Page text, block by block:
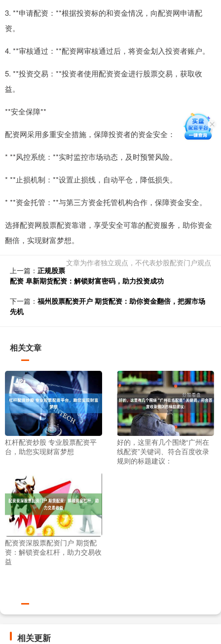
3. **申请配资：**根据投资标的和资金情况，向配资网申请配
资。
4. **审核通过：**配资网审核通过后，将资金划入投资者账户。
5. **投资交易：**投资者使用配资资金进行股票交易，获取收
益。
**安全保障**
配资网采用多重安全措施，保障投资者的资金安全：
* **风控系统：**实时监控市场动态，及时预警风险。
* **止损机制：**设置止损线，自动平仓，降低损失。
* **资金托管：**与第三方资金托管机构合作，保障资金安全。
选择配资网股票配资靠谱，享受安全可靠的配资服务，助你资金
翻倍，实现财富梦想。
文章为作者独立观点，不代表炒股配资门户观点
上一篇： 正规股票
配资 阜新期货配资：解锁财富密码，助力投资成功
下一篇： 福州股票配资开户 期货配资：助你资金翻倍，把握市场
先机
相关文章
杠杆配资炒股 专业股票配资平
台，助您实现财富梦想
好的，这里有几个围绕“广州在
线配资”关键词、符合百度收录
规则的标题建议：
配资资深股票配资门户 期货配
资：解锁资金杠杆，助力交易收
益
相关更新